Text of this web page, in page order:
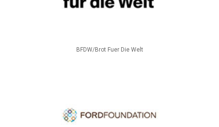
BFDW/Brot Fuer Die Welt